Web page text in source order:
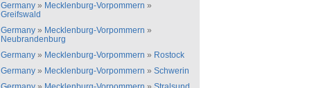
Germany » Mecklenburg-Vorpommern »
Greifswald
Germany » Mecklenburg-Vorpommern »
Neubrandenburg
Germany » Mecklenburg-Vorpommern » Rostock
Germany » Mecklenburg-Vorpommern » Schwerin